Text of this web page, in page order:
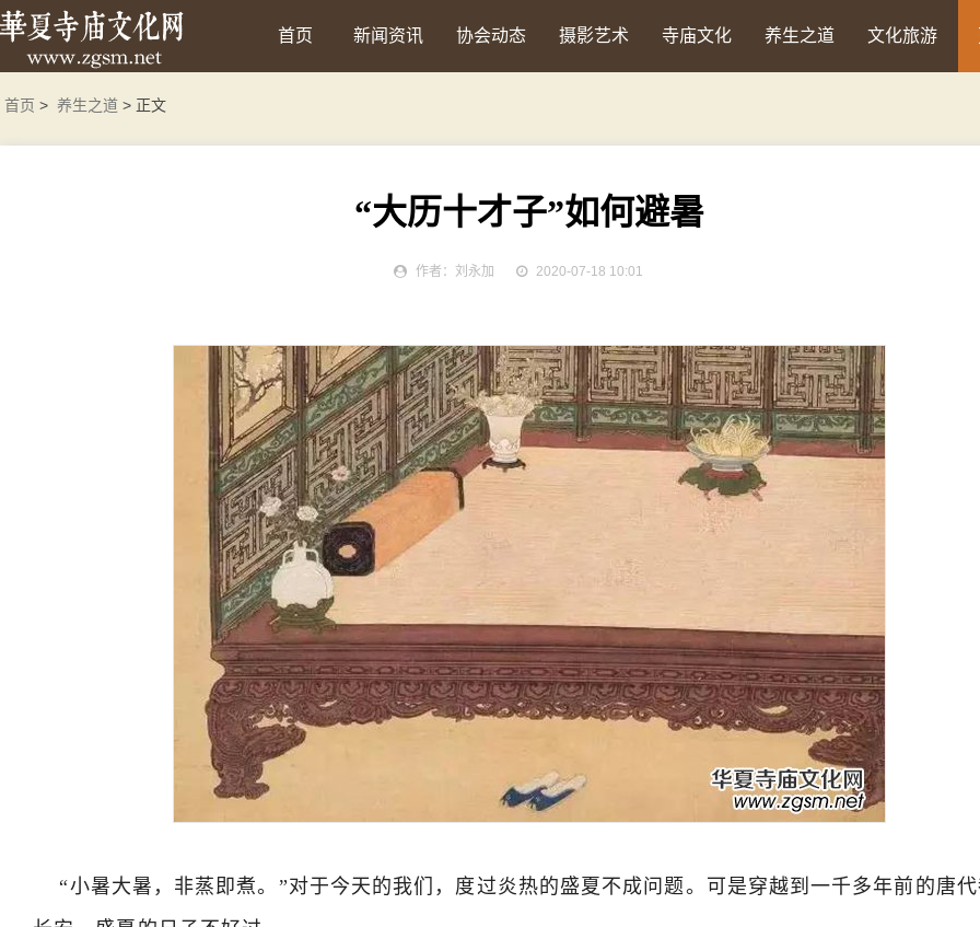
首页 新闻资讯 协会动态 摄影艺术 寺庙文化 养生之道 文化旅游
首页 > 养生之道 > 正文
“大历十才子”如何避暑
作者：刘永加 2020-07-18 10:01
“小暑大暑，非蒸即煮。”对于今天的我们，度过炎热的盛夏不成问题。可是穿越到一千多年前的唐